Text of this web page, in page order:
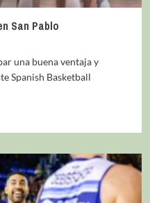
San Pablo
una buena ventaja y
Spanish Basketball